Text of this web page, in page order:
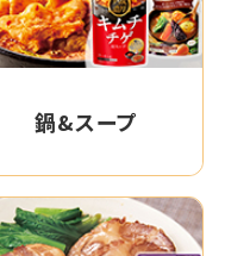
鍋&スープ